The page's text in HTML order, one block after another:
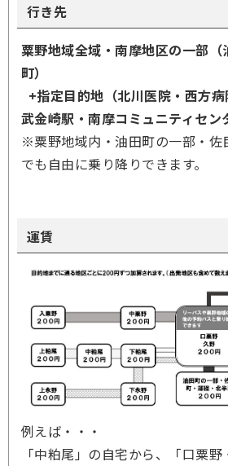
行き先
粟野地域全域・南摩地区の一部（
町）
+指定目的地（北川医院・西方
武金崎駅・南摩コミュニティセン
※粟野地域内・油田町の一部・佐
でも自由に乗り降りできます。
運賃
例えば・・・
「中粕尾」の自宅から、「口粟